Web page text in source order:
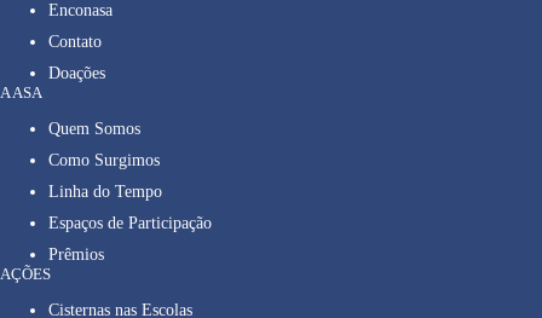
Enconasa
Contato
Doações
A ASA
Quem Somos
Como Surgimos
Linha do Tempo
Espaços de Participação
Prêmios
AÇÕES
Cisternas nas Escolas